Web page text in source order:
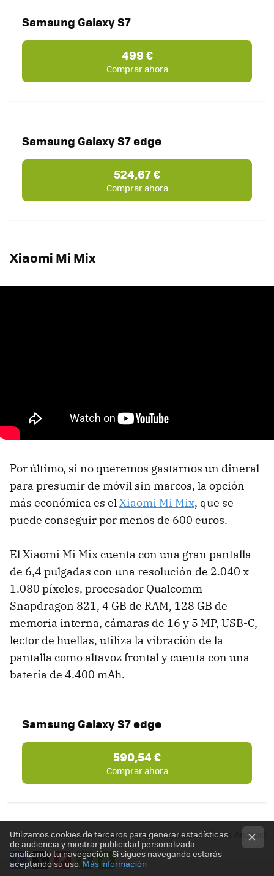
Samsung Galaxy S7
499 €
Comprar ahora
Samsung Galaxy S7 edge
524,67 €
Comprar ahora
Xiaomi Mi Mix
Por último, si no queremos gastarnos un dineral
para presumir de móvil sin marcos, la opción
más económica es elXiaomi Mi Mix, que se
puede conseguir por menos de 600 euros.
El Xiaomi Mi Mix cuenta con una gran pantalla
de 6,4 pulgadas con una resolución de 2.040 x
1.080 píxeles, procesador Qualcomm
Snapdragon 821, 4 GB de RAM, 128 GB de
memoria interna, cámaras de 16 y 5 MP, USB-C,
lector de huellas, utiliza la vibración de la
pantalla como altavoz frontal y cuenta con una
batería de 4.400 mAh.
Samsung Galaxy S7 edge
590,54 €
Comprar ahora
TEMAS Móviles Android Los mejores teléfonos Android
Utilizamos cookies de terceros para generar estadísticas
de audiencia y mostrar publicidad personalizada
analizando tu navegación. Si sigues navegando estarás
aceptando su uso. Más información